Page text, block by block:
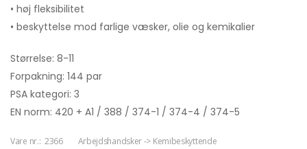
• høj fleksibilitet
• beskyttelse mod farlige væsker, olie og kemikalier
Størrelse: 8-11
Forpakning: 144 par
PSA kategori: 3
EN norm: 420 + A1 / 388 / 374-1 / 374-4 / 374-5
Vare nr.: 2366 Arbejdshandsker -> Kemibeskyttende